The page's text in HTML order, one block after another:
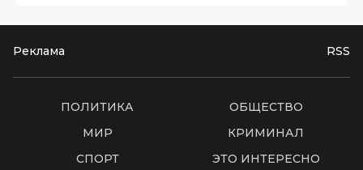
Реклама RSS
ПОЛИТИКА
ОБЩЕСТВО
МИР
КРИМИНАЛ
СПОРТ
ЭТО ИНТЕРЕСНО